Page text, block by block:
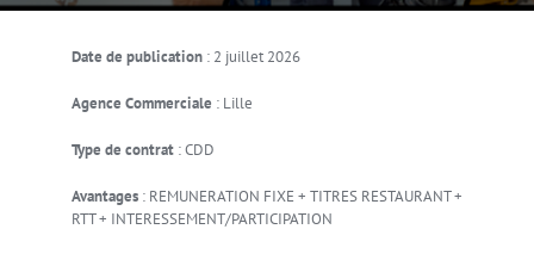
Date de publication : 2 juillet 2026
Agence Commerciale : Lille
Type de contrat :CDD
Avantages : REMUNERATION FIXE + TITRES RESTAURANT +
RTT + INTERESSEMENT/PARTICIPATION